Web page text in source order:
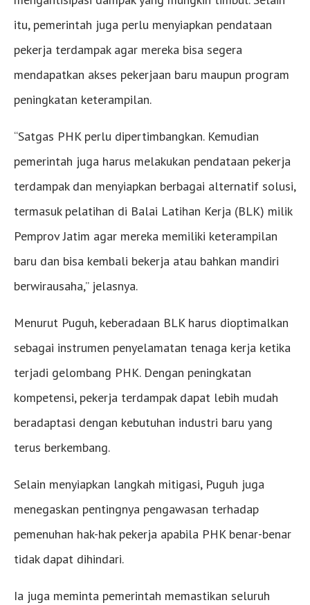
itu, pemerintah juga perlu menyiapkan pendataan
pekerja terdampak agar mereka bisa segera
mendapatkan akses pekerjaan baru maupun program
peningkatan keterampilan.
“Satgas PHK perlu dipertimbangkan. Kemudian
pemerintah juga harus melakukan pendataan pekerja
terdampak dan menyiapkan berbagai alternatif solusi,
termasuk pelatihan di Balai Latihan Kerja (BLK) milik
Pemprov Jatim agar mereka memiliki keterampilan
baru dan bisa kembali bekerja atau bahkan mandiri
berwirausaha,” jelasnya.
Menurut Puguh, keberadaan BLK harus dioptimalkan
sebagai instrumen penyelamatan tenaga kerja ketika
terjadi gelombang PHK. Dengan peningkatan
kompetensi, pekerja terdampak dapat lebih mudah
beradaptasi dengan kebutuhan industri baru yang
terus berkembang.
Selain menyiapkan langkah mitigasi, Puguh juga
menegaskan pentingnya pengawasan terhadap
pemenuhan hak-hak pekerja apabila PHK benar-benar
tidak dapat dihindari.
Ia juga meminta pemerintah memastikan seluruh